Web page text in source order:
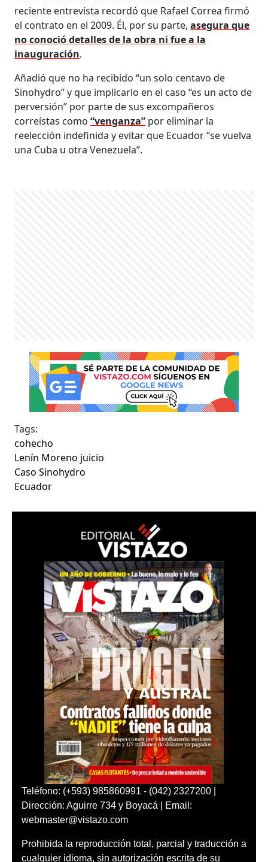
reciente entrevista recordó que Rafael Correa firmó
el contrato en el 2009. Él, por su parte,asegura que
no conoció detalles de la obra ni fue a la
inauguración.
Añadió que no ha recibido “un solo centavo de
Sinohydro” y que implicarlo en el caso “es un acto de
perversión” por parte de sus excompañeros
correístas como“venganza” por eliminar la
reelección indefinida y evitar que Ecuador “se vuelva
una Cuba u otra Venezuela”.
Tags:
cohecho
Lenín Moreno juicio
Caso Sinohydro
Ecuador
Teléfono: (+593) 985860991 - (042) 2327200 |
Dirección: Aguirre 734 y Boyacá | Email:
webmaster@vistazo.com
Prohibida la reproducción total, parcial y traducción a
cualquier idioma, sin autorización escrita de su